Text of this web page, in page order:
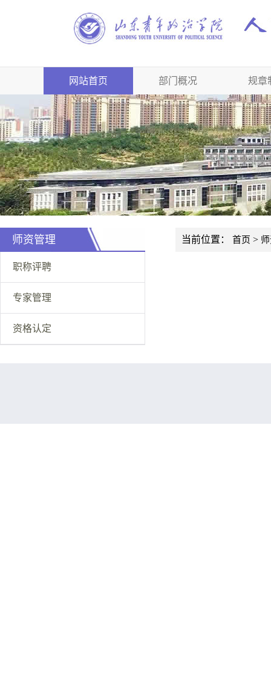
网站首页 部门概况 规章
师资管理
职称评聘
专家管理
资格认定
当前位置： 首页 >